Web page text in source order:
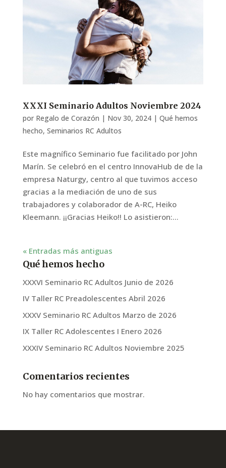
XXXI Seminario Adultos Noviembre 2024
por Regalo de Corazón | Nov 30, 2024| Qué hemos
hecho, Seminarios RC Adultos
Este magnífico Seminario fue facilitado por John
Marín. Se celebró en el centro InnovaHub de de la
empresa Naturgy, centro al que tuvimos acceso
gracias a la mediación de uno de sus
trabajadores y colaborador de A-RC, Heiko
Kleemann. ¡¡Gracias Heiko!! Lo asistieron:...
« Entradas más antiguas
Qué hemos hecho
XXXVI Seminario RC Adultos Junio de 2026
IV Taller RC Preadolescentes Abril 2026
XXXV Seminario RC Adultos Marzo de 2026
IX Taller RC Adolescentes I Enero 2026
XXXIV Seminario RC Adultos Noviembre 2025
Comentarios recientes
No hay comentarios que mostrar.